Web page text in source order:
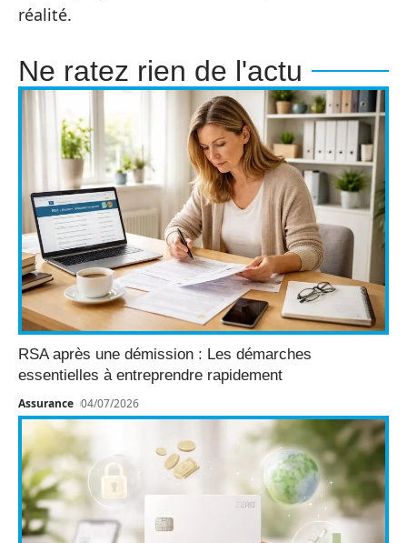
réalité.
Ne ratez rien de l'actu
RSA après une démission : Les démarches
essentielles à entreprendre rapidement
Assurance 04/07/2026